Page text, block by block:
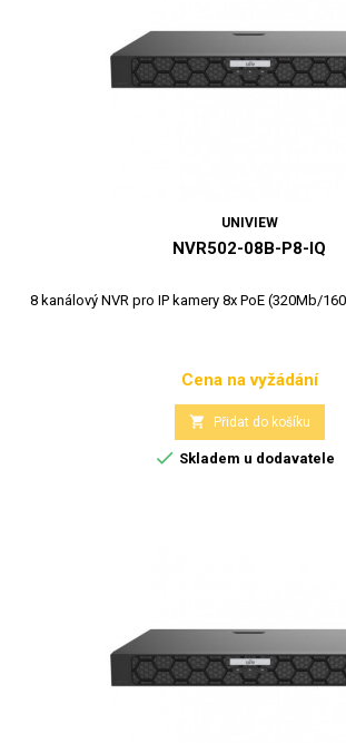
UNIVIEW
NVR502-08B-P8-IQ
8 kanálový NVR pro IP kamery 8x PoE (320Mb/
Cena
Cena na vyžádání
 Přidat do košíku
 Skladem u dodavatele